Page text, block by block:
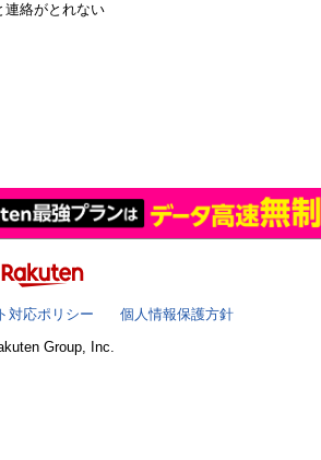
連絡がとれない
対応ポリシー
個人情報保護方針
Group, Inc.